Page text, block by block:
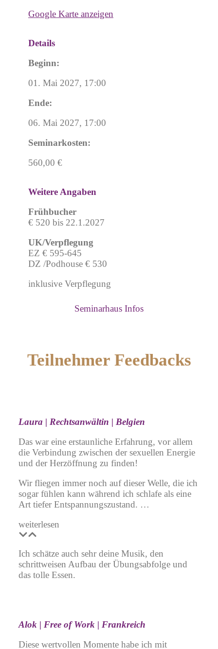
Google Karte anzeigen
Details
Beginn:
01. Mai 2027, 17:00
Ende:
06. Mai 2027, 17:00
Seminarkosten:
560,00 €
Weitere Angaben
Frühbucher
€ 520 bis 22.1.2027
UK/Verpflegung
EZ € 595-645
DZ /Podhouse € 530
inklusive Verpflegung
Seminarhaus Infos
Teilnehmer Feedbacks
Laura | Rechtsanwältin | Belgien
Das war eine erstaunliche Erfahrung, vor allem
die Verbindung zwischen der sexuellen Energie
und der Herzöffnung zu finden!
Wir fliegen immer noch auf dieser Welle, die ich
sogar fühlen kann während ich schlafe als eine
Art tiefer Entspannungszustand. …
weiterlesen
Ich schätze auch sehr deine Musik, den
schrittweisen Aufbau der Übungsabfolge und
das tolle Essen.
Alok | Free of Work | Frankreich
Diese wertvollen Momente habe ich mit